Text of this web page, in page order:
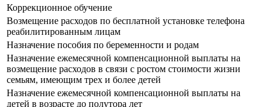
Коррекционное обучение
Возмещение расходов по бесплатной установке телефона
реабилитированным лицам
Назначение пособия по беременности и родам
Назначение ежемесячной компенсационной выплаты на
возмещение расходов в связи с ростом стоимости жизни
семьям, имеющим трех и более детей
Назначение ежемесячной компенсационной выплаты на
детей в возрасте до полутора лет